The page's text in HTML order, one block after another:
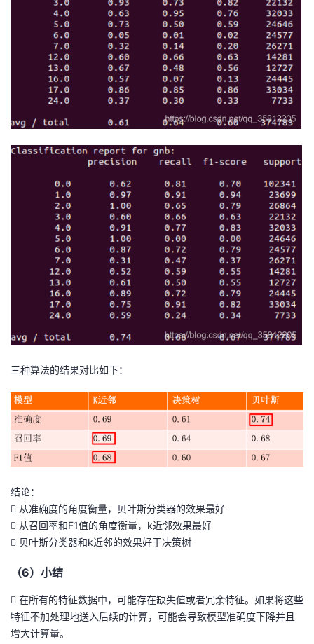
三种算法的结果对比如下：
结论：
 从准确度的角度衡量，贝叶斯分类器的效果最好
 从召回率和F1值的角度衡量，k近邻效果最好
 贝叶斯分类器和k近邻的效果好于决策树
（6）小结
 在所有的特征数据中，可能存在缺失值或者冗余特征。如果将这些
特征不加处理地送入后续的计算，可能会导致模型准确度下降并且
增大计算量。